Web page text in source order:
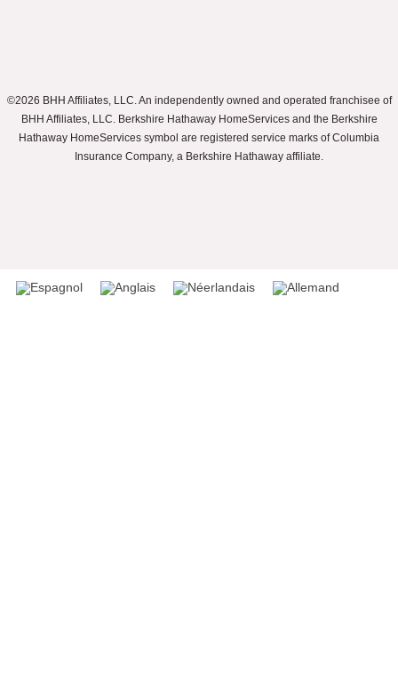
©2026 BHH Affiliates, LLC. An independently owned and operated franchisee of
BHH Affiliates, LLC. Berkshire Hathaway HomeServices and the Berkshire
Hathaway HomeServices symbol are registered service marks of Columbia
Insurance Company, a Berkshire Hathaway affiliate.